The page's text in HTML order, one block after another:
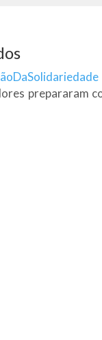
prepararam